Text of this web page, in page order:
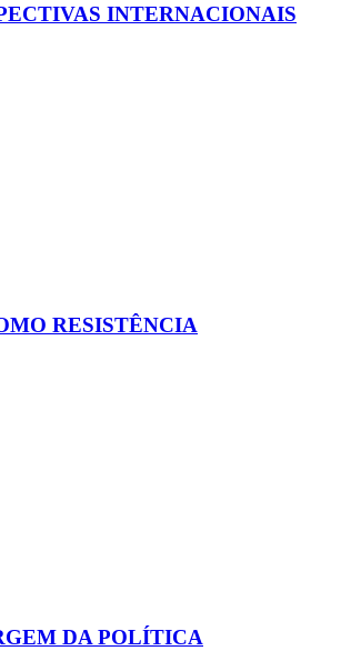
INTERNACIONAIS
RESISTÊNCIA
DA POLÍTICA